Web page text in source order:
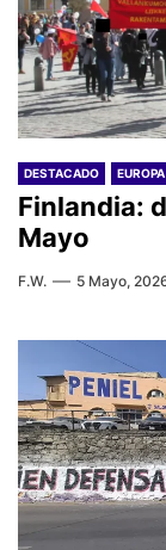
DESTACADO EUROPA
Finlandia:
Mayo
F.W. 5 Mayo,